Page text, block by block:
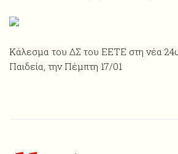
Κάλεσμα του ΔΣ του ΕΕΤΕ στη νέα
Παιδεία, την Πέμπτη 17/01